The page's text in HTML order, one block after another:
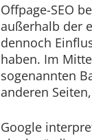
Offpage-SEO
außerhalb der
dennoch
haben. Im
sogenannten
anderen
Google